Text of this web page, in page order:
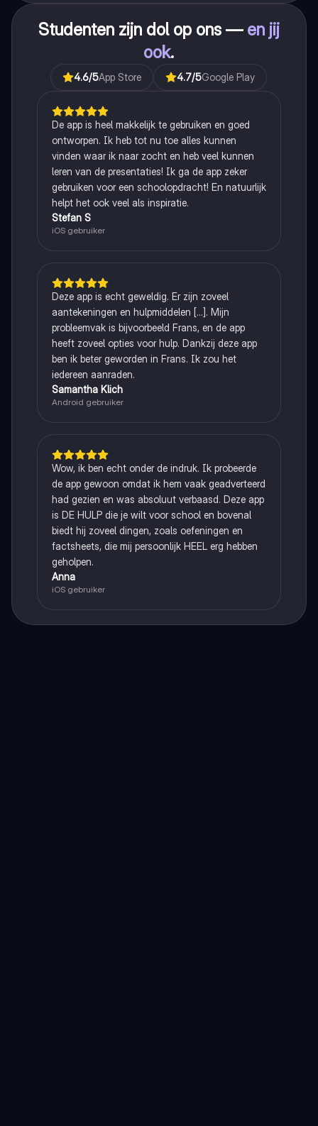
Studenten zijn dol op ons — en jij
ook.
4.6/5App Store 4.7/5Google Play
De app is heel makkelijk te gebruiken en goed
ontworpen. Ik heb tot nu toe alles kunnen
vinden waar ik naar zocht en heb veel kunnen
leren van de presentaties! Ik ga de app zeker
gebruiken voor een schoolopdracht! En natuurlijk
helpt het ook veel als inspiratie.
Stefan S
iOS gebruiker
Deze app is echt geweldig. Er zijn zoveel
aantekeningen en hulpmiddelen [...]. Mijn
probleemvak is bijvoorbeeld Frans, en de app
heeft zoveel opties voor hulp. Dankzij deze app
ben ik beter geworden in Frans. Ik zou het
iedereen aanraden.
Samantha Klich
Android gebruiker
Wow, ik ben echt onder de indruk. Ik probeerde
de app gewoon omdat ik hem vaak geadverteerd
had gezien en was absoluut verbaasd. Deze app
is DE HULP die je wilt voor school en bovenal
biedt hij zoveel dingen, zoals oefeningen en
factsheets, die mij persoonlijk HEEL erg hebben
geholpen.
Anna
iOS gebruiker